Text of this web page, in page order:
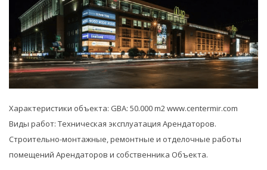
Характеристики объекта: GBA: 50.000 m2 www.centermir.com
Виды работ: Техническая эксплуатация Арендаторов.
Строительно-монтажные, ремонтные и отделочные работы
помещений Арендаторов и собственника Объекта.